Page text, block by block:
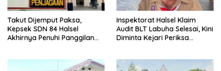
Takut Dijemput Paksa,
Kepsek SDN 84 Halsel
Akhirnya Penuhi Panggilan
Inspektorat Halsel Klaim
Audit BLT Labuha Selesai, Kini
Diminta Kejari Periksa